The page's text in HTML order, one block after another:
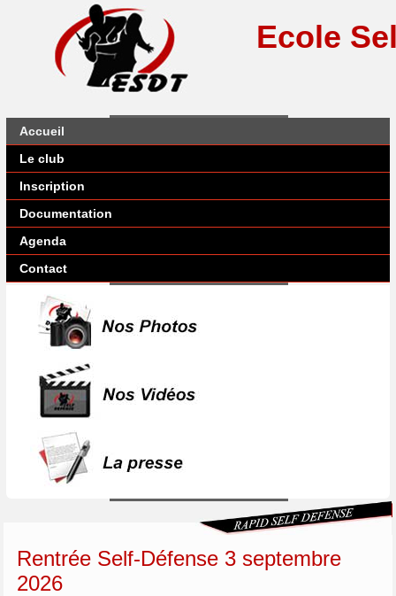
Ecole
Accueil
Le club
Inscription
Documentation
Agenda
Contact
Rentrée Self-Défense 3 septembre
2026